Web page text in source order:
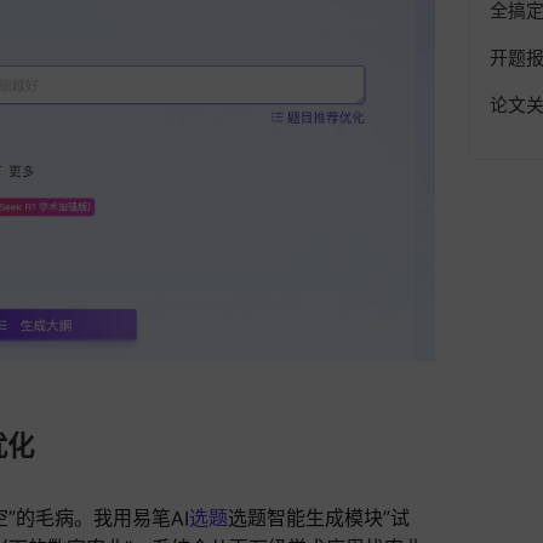
化
的毛病。我用易笔AI选题选题智能生成模块”试
全搞
开题
论文